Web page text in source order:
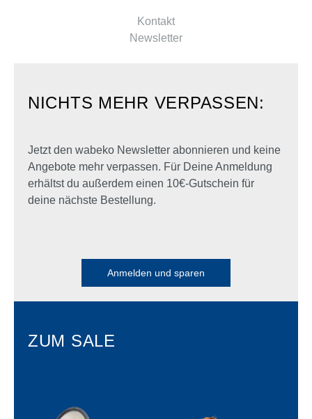
Kontakt
Newsletter
NICHTS MEHR VERPASSEN:
Jetzt den wabeko Newsletter abonnieren und keine
Angebote mehr verpassen. Für Deine Anmeldung
erhältst du außerdem einen 10€-Gutschein für
deine nächste Bestellung.
Anmelden und sparen
ZUM SALE